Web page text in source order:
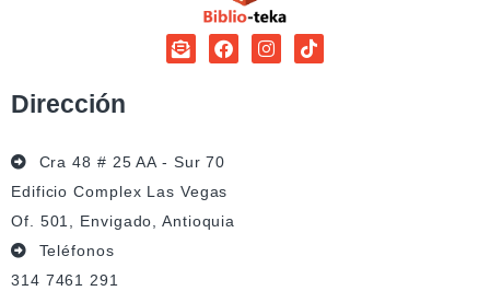
Dirección
Cra 48 # 25 AA - Sur 70
Edificio Complex Las Vegas
Of. 501, Envigado, Antioquia
Teléfonos
314 7461 291